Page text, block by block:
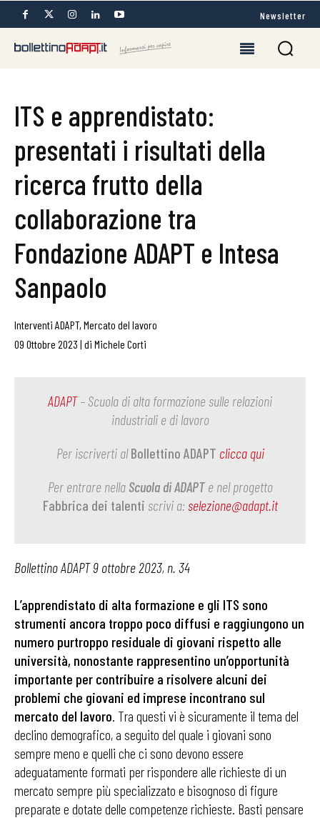
Newsletter
ITS e apprendistato:
presentati i risultati della
ricerca frutto della
collaborazione tra
Fondazione ADAPT e Intesa
Sanpaolo
Interventi ADAPT, Mercato del lavoro
09 Ottobre 2023 | di Michele Corti
ADAPT– Scuola di alta formazione sulle relazioni
industriali e di lavoro
Per iscriverti alBollettino ADAPT clicca qui
Per entrare nella Scuola di ADAPTe nel progetto
Fabbrica dei talenti scrivi a:selezione@adapt.it
Bollettino ADAPT 9 ottobre 2023, n. 34
L’apprendistato di alta formazione e gli ITS sono
strumenti ancora troppo poco diffusi e raggiungono un
numero purtroppo residuale di giovani rispetto alle
università, nonostante rappresentino un’opportunità
importante per contribuire a risolvere alcuni dei
problemi che giovani ed imprese incontrano sul
mercato del lavoro. Tra questi vi è sicuramente il tema del
declino demografico, a seguito del quale i giovani sono
sempre meno e quelli che ci sono devono essere
adeguatamente formati per rispondere alle richieste di un
mercato sempre più specializzato e bisognoso di figure
preparate e dotate delle competenze richieste. Basti pensare